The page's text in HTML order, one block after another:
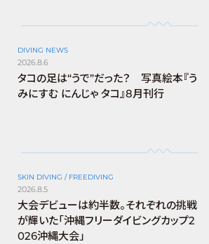
DIVING NEWS
2026.8.6
タコの足は“うで”だった？ 写真絵本『う
みにすむ にんじゃ タコ』8月刊行
SKIN DIVING / FREEDIVING
2026.8.5
大会デビューは約半数。それぞれの挑戦
が輝いた「沖縄フリーダイビングカップ2
026沖縄大会」